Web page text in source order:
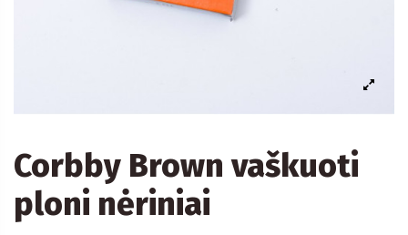
Corbby Brown vaškuoti
ploni nėriniai